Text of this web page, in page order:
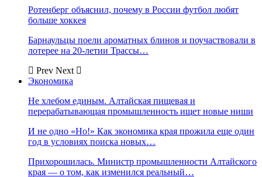
Ротенберг объяснил, почему в России футбол любят
больше хоккея
Барнаульцы поели ароматных блинов и поучаствовали в
лотерее на 20-летии Трассы…
Prev Next
Экономика
Не хлебом единым. Алтайская пищевая и
перерабатывающая промышленность ищет новые ниши
И не одно «Но!» Как экономика края прожила еще один
год в условиях поиска новых…
Прихорошилась. Министр промышленности Алтайского
края — о том, как изменился реальный…